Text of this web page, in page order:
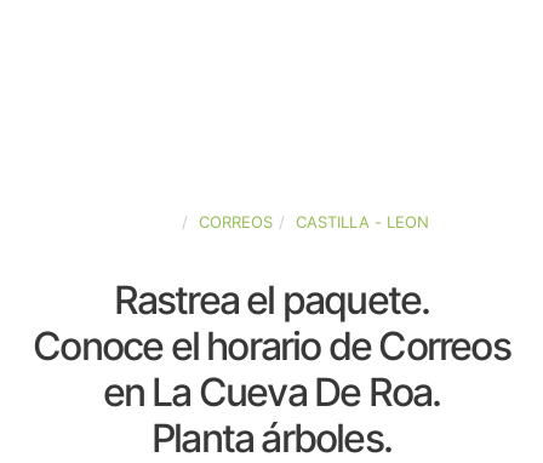
CORREOS CASTILLA - LEON
Rastrea el paquete.
Conoce el horario de Correos
en La Cueva De Roa.
Planta árboles.